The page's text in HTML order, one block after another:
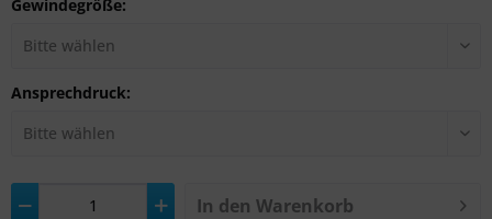
Gewindegröße:
Ansprechdruck:
In den Warenkorb